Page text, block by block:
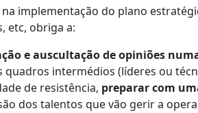
implementação do plano
etc, obriga a:
e auscultação de opiniões
quadros intermédios (líderes ou
de resistência, preparar com
dos talentos que vão gerir a